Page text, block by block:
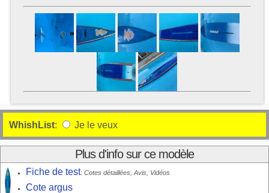
WhishList: Je le veux
Plus d'info sur ce modèle
Fiche de test: Cotes détaillées, Avis, Vidéos
Cote argus